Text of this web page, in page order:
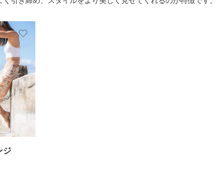
ジ